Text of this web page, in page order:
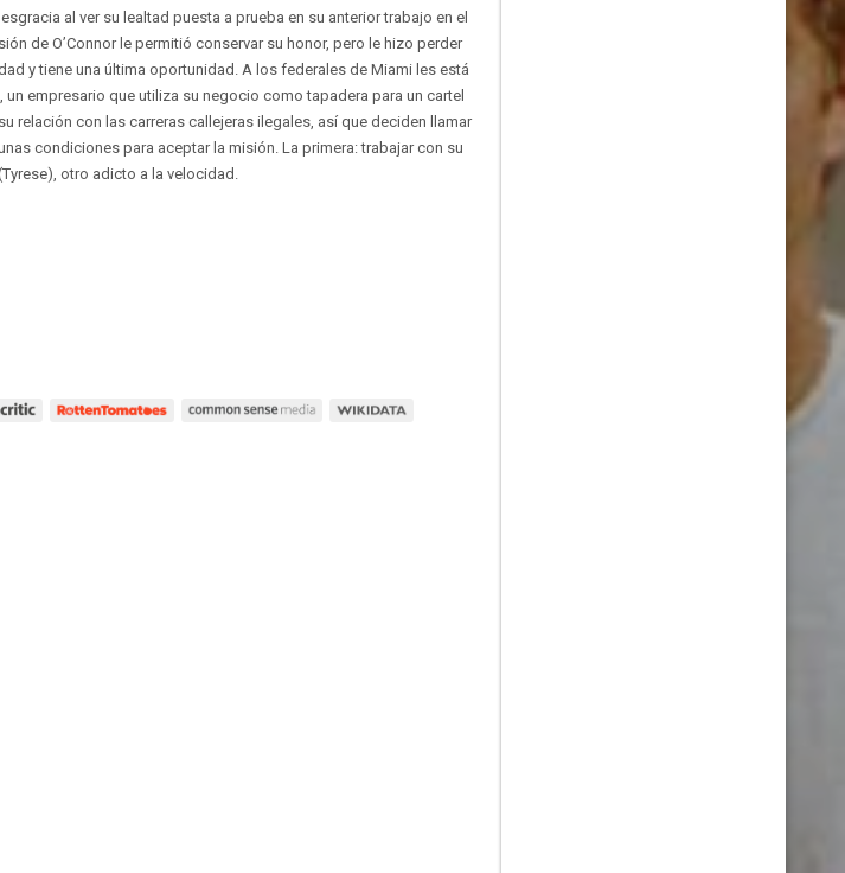
al ver su lealtad puesta a prueba en su anterior trabajo en el
de O’Connor le permitió conservar su honor, pero le hizo perder
y tiene una última oportunidad. A los federales de Miami les está
empresario que utiliza su negocio como tapadera para un cartel
relación con las carreras callejeras ilegales, así que deciden llamar
condiciones para aceptar la misión. La primera: trabajar con su
otro adicto a la velocidad.